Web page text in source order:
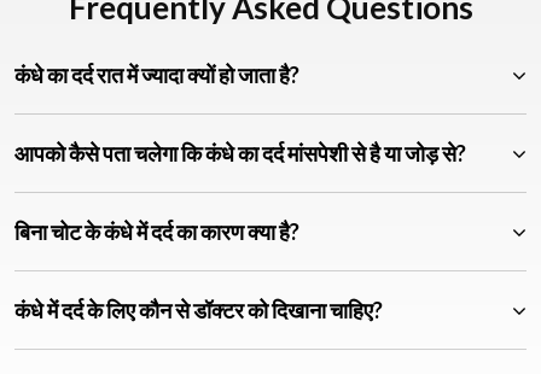
कंधे का दर्द रात में ज्यादा क्यों हो जाता है?
आपको कैसे पता चलेगा कि कंधे का दर्द मांसपेशी से है या जोड़ से?
बिना चोट के कंधे में दर्द का कारण क्या है?
कंधे में दर्द के लिए कौन से डॉक्टर को दिखाना चाहिए?